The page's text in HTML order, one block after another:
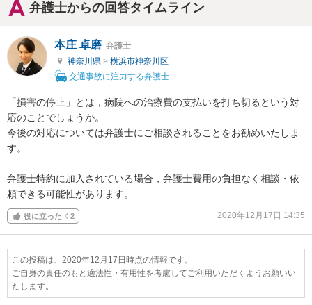
弁護士からの回答タイムライン
本庄 卓磨 弁護士
神奈川県 > 横浜市神奈川区
交通事故に注力する弁護士
「損害の停止」とは，病院への治療費の支払いを打ち切るという対
応のことでしょうか。
今後の対応については弁護士にご相談されることをお勧めいたしま
す。
弁護士特約に加入されている場合，弁護士費用の負担なく相談・依
頼できる可能性があります。
役に立った 2 2020年12月17日 14:35
この投稿は、2020年12月17日時点の情報です。
ご自身の責任のもと適法性・有用性を考慮してご利用いただくようお願いい
たします。